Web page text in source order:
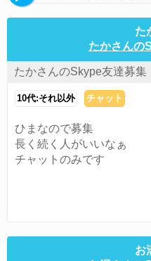
た
たかさんの
たかさんのSkype友達募集
10代:それ以外 チャット
ひまなので募集
長く続く人がいいなぁ
チャットのみです
お